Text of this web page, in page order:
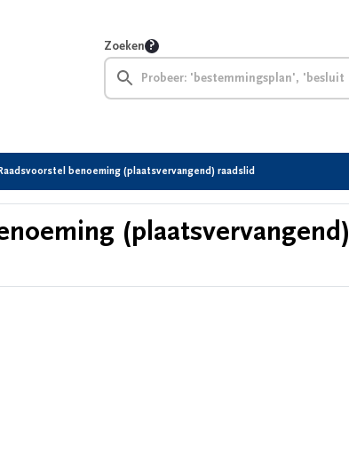
Zoeken
benoeming (plaatsvervangend) raadslid
(plaatsvervangend)